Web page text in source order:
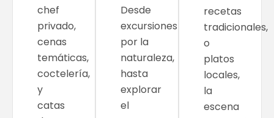
chef
privado,
cenas
temáticas,
coctelería,
y
catas
Desde
excursiones
por la
naturaleza,
hasta
explorar
el
recetas
tradicionales,
o
platos
locales,
la
escena